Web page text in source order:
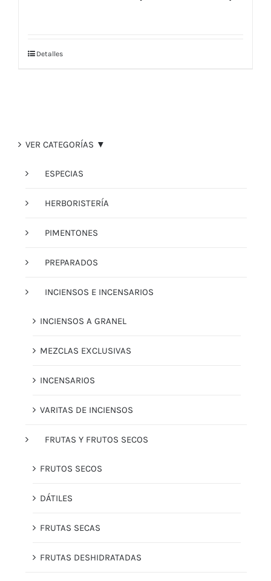
Detalles
VER CATEGORÍAS ▼
ESPECIAS
HERBORISTERÍA
PIMENTONES
PREPARADOS
INCIENSOS E INCENSARIOS
INCIENSOS A GRANEL
MEZCLAS EXCLUSIVAS
INCENSARIOS
VARITAS DE INCIENSOS
FRUTAS Y FRUTOS SECOS
FRUTOS SECOS
DÁTILES
FRUTAS SECAS
FRUTAS DESHIDRATADAS